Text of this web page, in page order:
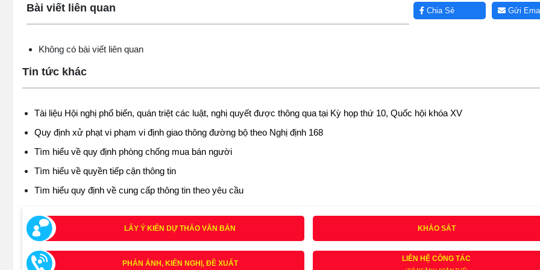
Gửi
Chia Sẻ
Bài viết liên quan
Không có bài viết liên quan
Tin tức khác
Tài liệu Hội nghị phổ biến, quán triệt các luật, nghị quyết được thông qua tại Kỳ họp thứ 10, Quốc hội khóa XV
Quy định xử phạt vi phạm vi định giao thông đường bộ theo Nghị định 168
Tìm hiểu về quy định phòng chống mua bán người
Tìm hiểu về quyền tiếp cận thông tin
Tìm hiểu quy định về cung cấp thông tin theo yêu cầu
LẤY Ý KIẾN DỰ THẢO VĂN BẢN KHẢO SÁT
PHẢN ÁNH, KIẾN NGHỊ, ĐỀ XUẤT
LIÊN HỆ CÔNG TÁC